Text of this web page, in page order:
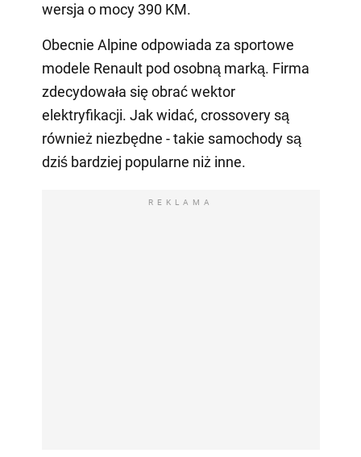
wersja o mocy 390 KM.
Obecnie Alpine odpowiada za sportowe
modele Renault pod osobną marką. Firma
zdecydowała się obrać wektor
elektryfikacji. Jak widać, crossovery są
również niezbędne - takie samochody są
dziś bardziej popularne niż inne.
REKLAMA